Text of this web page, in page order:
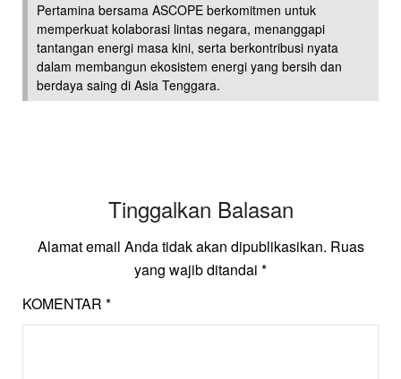
Pertamina bersama ASCOPE berkomitmen untuk
memperkuat kolaborasi lintas negara, menanggapi
tantangan energi masa kini, serta berkontribusi nyata
dalam membangun ekosistem energi yang bersih dan
berdaya saing di Asia Tenggara.
Tinggalkan Balasan
Alamat email Anda tidak akan dipublikasikan. Ruas
yang wajib ditandai *
KOMENTAR *